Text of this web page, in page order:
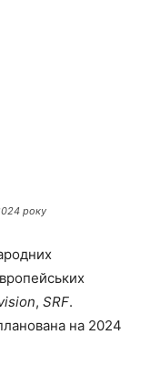
року
, SRF.
на 2024